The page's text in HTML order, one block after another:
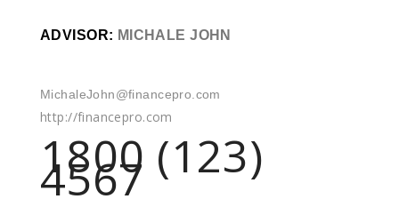
ADVISOR: MICHALE JOHN
MichaleJohn@financepro.com
http://financepro.com
1800 (123)
4567